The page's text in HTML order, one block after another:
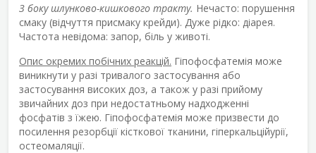
З боку шлунково-кишкового тракту. Нечасто: порушення
смаку (відчуття присмаку крейди). Дуже рідко: діарея.
Частота невідома: запор, біль у животі.
Опис окремих побічних реакцій. Гіпофосфатемія може
виникнути у разі тривалого застосування або
застосування високих доз, а також у разі прийому
звичайних доз при недостатньому надходженні
фосфатів з їжею. Гіпофосфатемія може призвести до
посилення резорбції кісткової тканини, гіперкальційурії,
остеомаляції.